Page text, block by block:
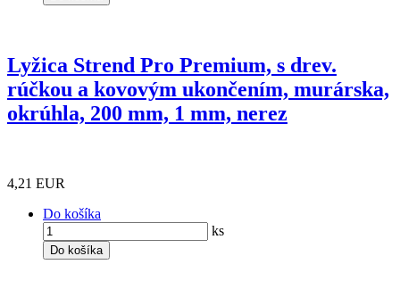
Lyžica Strend Pro Premium, s drev.
rúčkou a kovovým ukončením, murárska,
okrúhla, 200 mm, 1 mm, nerez
4,21 EUR
Do košíka
ks
Do košíka